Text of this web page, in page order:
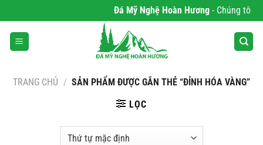
qua
nội
dung
Đá Mỹ Nghệ Hoàn Hương- Chúng tôi
TRANG CHỦ / SẢN PHẨM ĐƯỢC GẮN THẺ “ĐỈNH HÓA VÀNG”
LỌC